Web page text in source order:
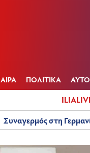
ΠΟΛΙΤΙΚΑ
Συναγερμός στη